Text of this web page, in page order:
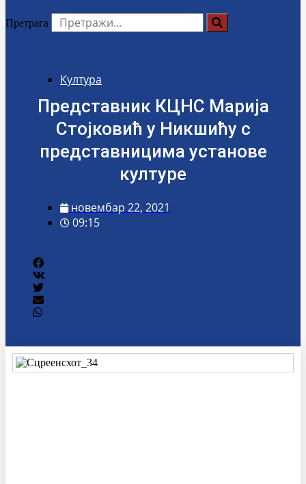
Претрага
Култура
Представник КЦНС Марија
Стојковић у Никшићу с
представницима установе
културе
новембар 22, 2021
09:15